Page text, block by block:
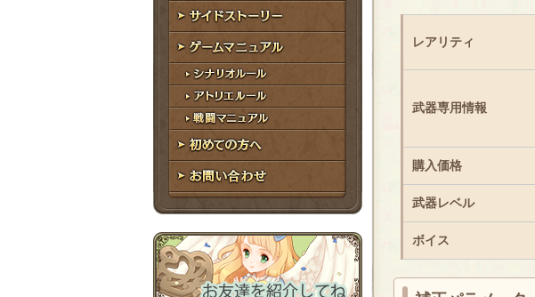
世界観
サイドストーリー
ゲームマニュアル
シナリオルール
アトリエルール
戦闘マニュアル
初めての方へ
お問い合わせ
レアリティ
武器専用情報
購入価格
武器レベル
ボイス